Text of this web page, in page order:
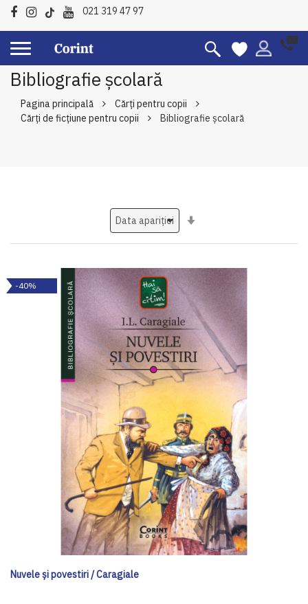
021 319 47 97
Bibliografie școlară
Pagina principală
Cărți pentru copii
Cărți de ficțiune pentru copii
Bibliografie școlară
-40%
Nuvele și povestiri / Caragiale